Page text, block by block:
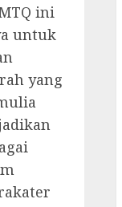
ini
untuk
yang